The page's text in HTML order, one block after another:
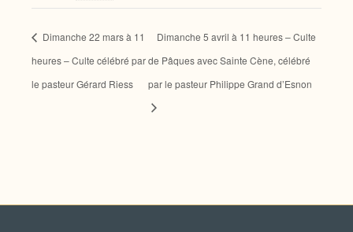
Dimanche 22 mars à 11
heures – Culte célébré par
le pasteur Gérard Riess
Dimanche 5 avril à 11 heures – Culte
de Pâques avec Sainte Cène, célébré
par le pasteur Philippe Grand d’Esnon